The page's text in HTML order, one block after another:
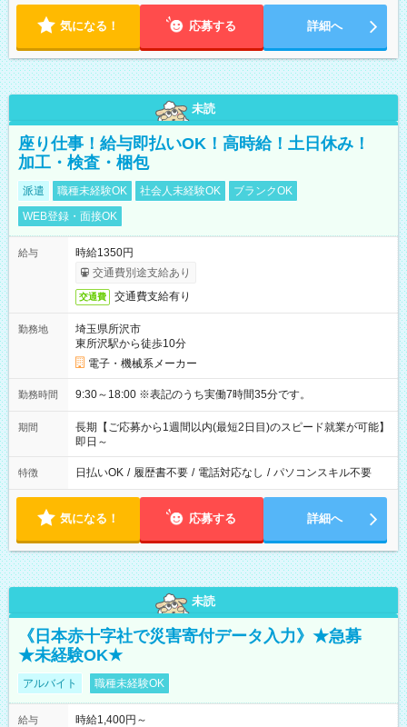
18:00 などのように、自由な働き方が可能なお仕事です！
気になる！ 応募する 詳細へ
未読
座り仕事！給与即払いOK！高時給！土日休み！
加工・検査・梱包
派遣 職種未経験OK 社会人未経験OK
ブランクOK
WEB登録・面接OK
給与
時給1350円
交通費別途支給あり
交通費 交通費支給有り
勤務地
埼玉県所沢市
東所沢駅から徒歩10分
電子・機械系メーカー
勤務時間 9:30～18:00 ※表記のうち実働7時間35分です。
期間
長期【ご応募から1週間以内(最短2日目)のスピード就業が可能】
即日～
特徴 日払いOK / 履歴書不要 / 電話対応なし / パソコンスキル不要
気になる！ 応募する 詳細へ
未読
《日本赤十字社で災害寄付データ入力》★急募
★未経験OK★
アルバイト 職種未経験OK
給与
時給1,400円～